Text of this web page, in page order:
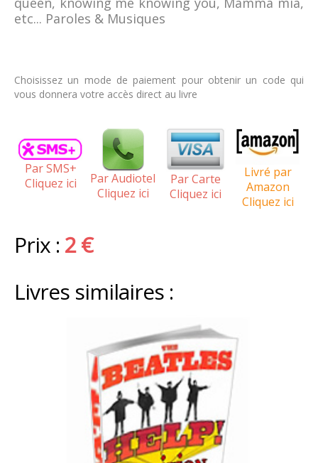
etc... Paroles & Musiques
Choisissez un mode de paiement pour obtenir un code qui
vous donnera votre accès direct au livre
Par SMS+
Cliquez ici
Par Audiotel
Cliquez ici
Par Carte
Cliquez ici
Livré par
Amazon
Cliquez ici
Prix : 2 €
Livres similaires :